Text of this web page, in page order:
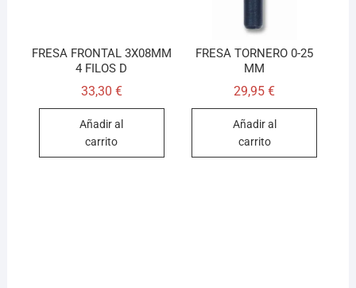
FRESA FRONTAL 3X08MM
4 FILOS D
33,30 €
Añadir al
carrito
FRESA TORNERO 0-25
MM
29,95€
Añadir al
carrito